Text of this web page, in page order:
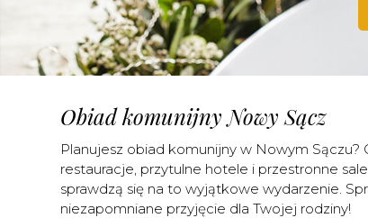
Obiad komunijny Nowy Sącz
Planujesz obiad komunijny w Nowym
restauracje, przytulne hotele i przestronne
sprawdzą się na to wyjątkowe wydarzenie.
niezapomniane przyjęcie dla Twojej rodziny!